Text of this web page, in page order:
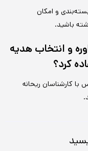
و امکان
باشید.
و انتخاب هدیه
کرد؟
کارشناسان ریحانه